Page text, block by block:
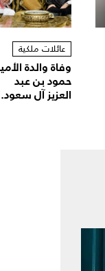
عائلات ملكية
وفاة والدة
حمود بن عبد
العزيز آل